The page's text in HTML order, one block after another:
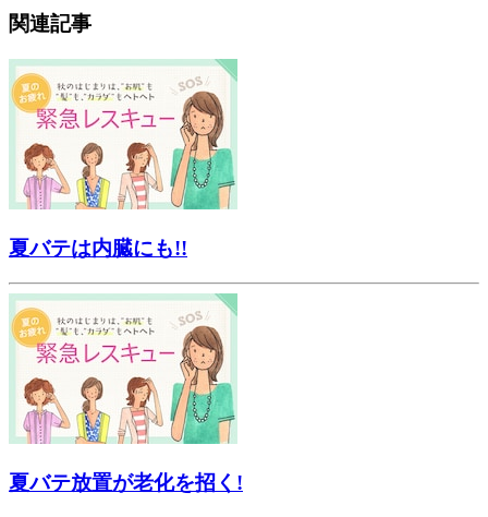
関連記事
夏バテは内臓にも!!
夏バテ放置が老化を招く!